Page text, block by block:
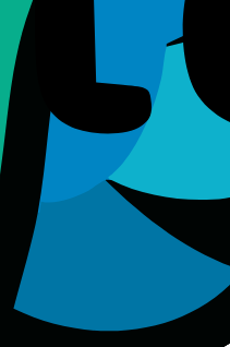
береді.
барлық жазбаша немесе